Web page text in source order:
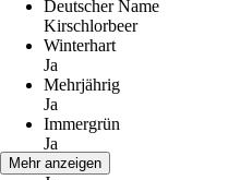
Deutscher Name
Kirschlorbeer
Winterhart
Ja
Mehrjährig
Ja
Immergrün
Ja
Blüte
Mehr anzeigen